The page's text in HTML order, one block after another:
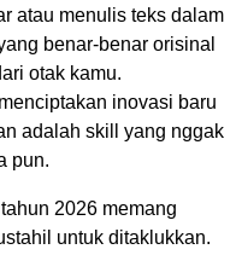
atau menulis teks dalam
benar-benar orisinal
otak kamu.
inovasi baru
adalah skill yang nggak
pun.
2026 memang
untuk ditaklukkan.